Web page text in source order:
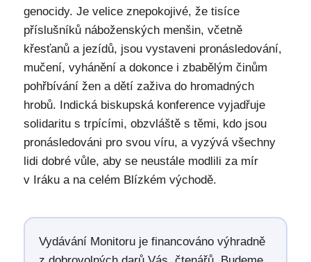
genocidy. Je velice znepokojivé, že tisíce
příslušníků náboženských menšin, včetně
křesťanů a jezídů, jsou vystaveni pronásledování,
mučení, vyhánění a dokonce i zbabělým činům
pohřbívání žen a dětí zaživa do hromadných
hrobů. Indická biskupská konference vyjadřuje
solidaritu s trpícími, obzvláště s těmi, kdo jsou
pronásledováni pro svou víru, a vyzývá všechny
lidi dobré vůle, aby se neustále modlili za mír
v Iráku a na celém Blízkém východě.
Vydávání Monitoru je financováno výhradně